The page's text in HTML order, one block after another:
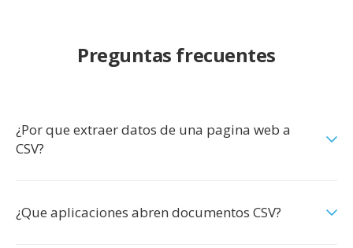
Preguntas frecuentes
¿Por que extraer datos de una pagina web a
CSV?
¿Que aplicaciones abren documentos CSV?